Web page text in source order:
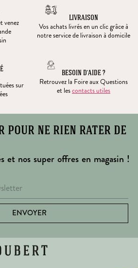
venez
LIVRAISON
Vos achats livrés en un clic grâce à
notre service de livraison à domicile
sur
BESOIN D’AIDE ?
Retrouvez la Foire aux Questions
et lescontacts utiles
pour ne rien rater de
et nos super offres en magasin !
ENVOYER